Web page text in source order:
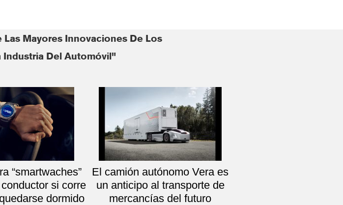
Mayores Innovaciones De Los
Industria Del Automóvil"
“smartwaches”
si corre
dormido
El camión autónomo Vera es
un anticipo al transporte de
mercancías del futuro